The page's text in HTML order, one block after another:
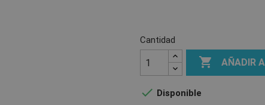
Cantidad
 AÑADIR
 Disponible